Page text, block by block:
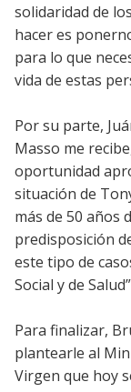
solidaridad de
hacer es
para lo que
vida de estas
Por su parte,
Masso me
oportunidad
situación de
más de 50 años
predisposición
este tipo de
Social y de
Para finalizar,
plantearle al
Virgen que hoy